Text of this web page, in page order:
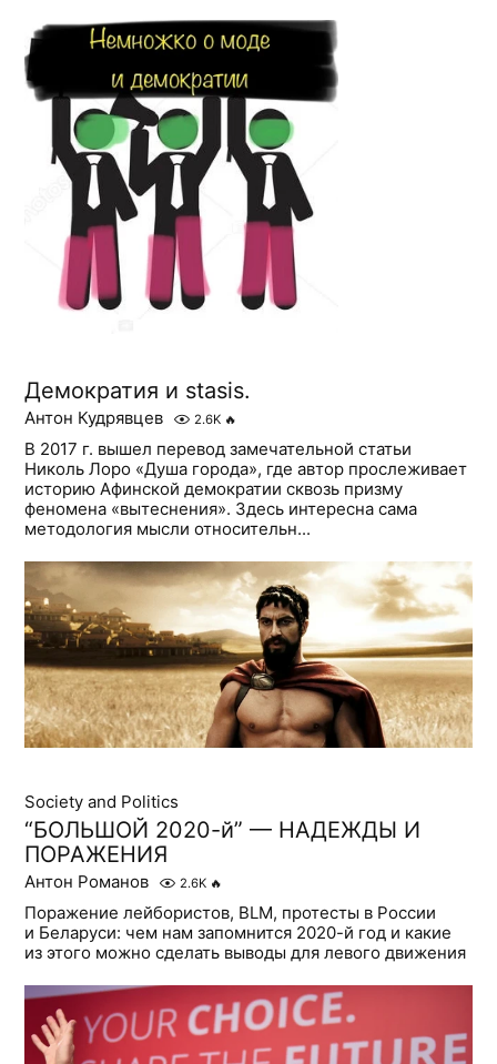
Демократия и stasis.
Антон Кудрявцев 2.6K 🔥
В 2017 г. вышел перевод замечательной статьи
Николь Лоро «Душа города», где автор прослеживает
историю Афинской демократии сквозь призму
феномена «вытеснения». Здесь интересна сама
методология мысли относительн...
Society and Politics
“БОЛЬШОЙ 2020-й” — НАДЕЖДЫ И
ПОРАЖЕНИЯ
Антон Романов 2.6K 🔥
Поражение лейбористов, BLM, протесты в России
и Беларуси: чем нам запомнится 2020-й год и какие
из этого можно сделать выводы для левого движения